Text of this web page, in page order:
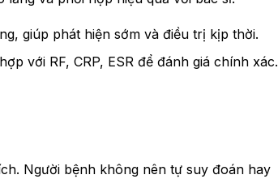
giúp phát hiện sớm và điều trị kịp thời.
với RF, CRP, ESR để đánh giá chính xác.
Người bệnh không nên tự suy đoán hay